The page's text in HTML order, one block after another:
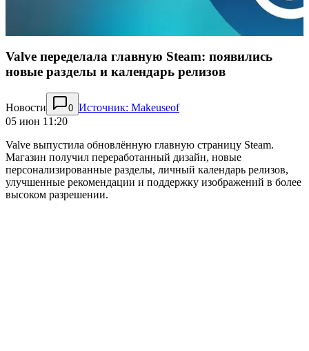
Valve переделала главную Steam: появились
новые разделы и календарь релизов
Новости 0 Источник: Makeuseof
05 июн 11:20
Valve выпустила обновлённую главную страницу Steam.
Магазин получил переработанный дизайн, новые
персонализированные разделы, личный календарь релизов,
улучшенные рекомендации и поддержку изображений в более
высоком разрешении.